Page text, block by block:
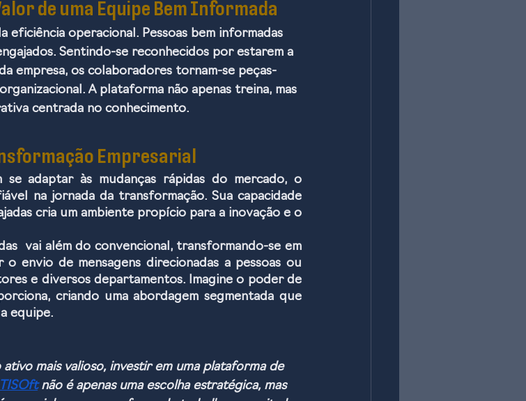
de uma Equipe Bem Informada
eficiência operacional. Pessoas bem informadas
Sentindo-se reconhecidos por estarem a
empresa, os colaboradores tornam-se peças-
A plataforma não apenas treina, mas
centrada no conhecimento.
Empresarial
na jornada da transformação. Sua capacidade
cria um ambiente propício para a inovação e o
vai além do convencional, transformando-se em
envio de mensagens direcionadas a pessoas ou
e diversos departamentos. Imagine o poder de
criando uma abordagem segmentada que
equipe.
mais valioso, investir em uma plataforma de
não é apenas uma escolha estratégica, mas